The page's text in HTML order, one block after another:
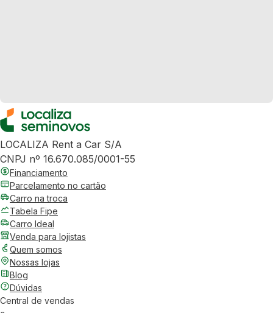
LOCALIZA Rent a Car S/A
CNPJ nº 16.670.085/0001-55
Financiamento
Parcelamento no cartão
Carro na troca
Tabela Fipe
Carro Ideal
Venda para lojistas
Quem somos
Nossas lojas
Blog
Dúvidas
Central de vendas